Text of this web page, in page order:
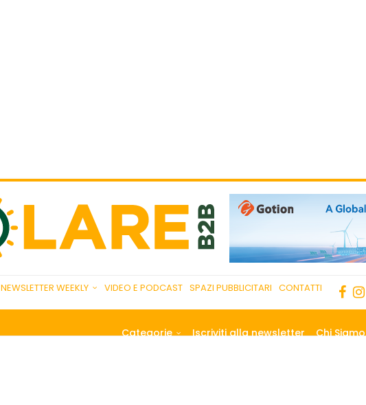
NEWSLETTER WEEKLY VIDEO E PODCAST SPAZI PUBBLICITARI CONTATTI
Categorie Iscriviti alla newsletter Chi Siamo